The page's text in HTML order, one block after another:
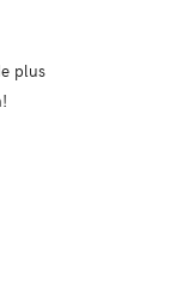
plus